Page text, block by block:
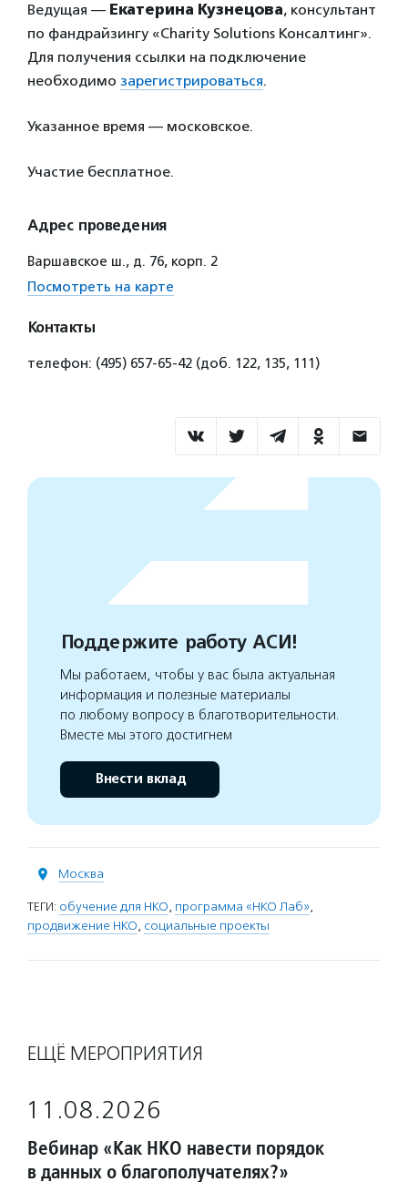
Ведущая — Екатерина Кузнецова, консультант
по фандрайзингу «Charity Solutions Консалтинг».
Для получения ссылки на подключение
необходимо зарегистрироваться.
Указанное время — московское.
Участие бесплатное.
Адрес проведения
Варшавское ш., д. 76, корп. 2
Посмотреть на карте
Контакты
телефон: (495) 657-65-42 (доб. 122, 135, 111)
Поддержите работу АСИ!
Мы работаем, чтобы у вас была актуальная
информация и полезные материалы
по любому вопросу в благотворительности.
Вместе мы этого достигнем
Внести вклад
Москва
ТЕГИ: обучение для НКО, программа «НКО Лаб»,
продвижение НКО, социальные проекты
ЕЩЁ МЕРОПРИЯТИЯ
11.08.2026
Вебинар «Как НКО навести порядок
в данных о благополучателях?»